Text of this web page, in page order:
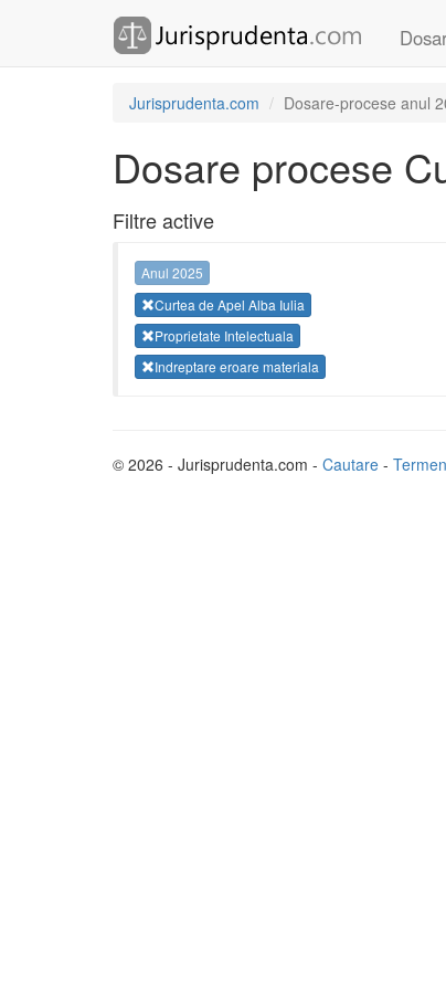
Jurisprudenta.com Dosare-procese anul
Dosare procese
Filtre active
Anul 2025
Curtea de Apel Alba Iulia
Proprietate Intelectuala
Indreptare eroare materiala
© 2026 - Jurisprudenta.com - Cautare -